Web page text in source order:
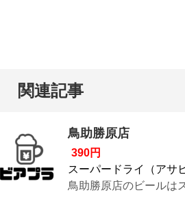
関連記事
鳥助勝原店
390円
スーパードライ（アサ
鳥助勝原店のビールは